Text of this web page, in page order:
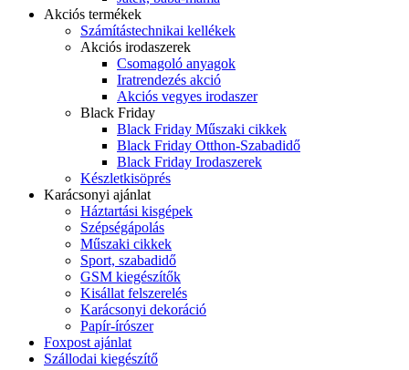
Akciós termékek
Számítástechnikai kellékek
Akciós irodaszerek
Csomagoló anyagok
Iratrendezés akció
Akciós vegyes irodaszer
Black Friday
Black Friday Műszaki cikkek
Black Friday Otthon-Szabadidő
Black Friday Irodaszerek
Készletkisöprés
Karácsonyi ajánlat
Háztartási kisgépek
Szépségápolás
Műszaki cikkek
Sport, szabadidő
GSM kiegészítők
Kisállat felszerelés
Karácsonyi dekoráció
Papír-írószer
Foxpost ajánlat
Szállodai kiegészítő